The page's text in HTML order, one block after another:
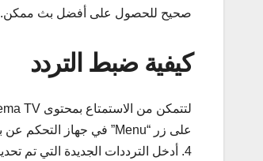
صحيح للحصول على أفضل بث ممكن.
كيفية ضبط التردد